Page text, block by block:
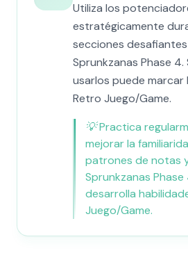
Utiliza los
estratégicamente
secciones
Sprunkzanas Phase
usarlos puede marcar
Retro Juego/Game.
💡Practica
mejorar la
patrones de notas
Sprunkzanas
desarrolla
Juego/Game.